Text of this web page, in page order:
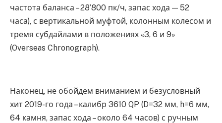
частота баланса – 28’800 пк/ч, запас хода — 52
часа), с вертикальной муфтой, колонным колесом и
тремя субдайлами в положениях «3, 6 и 9»
(Overseas Chronograph).
Наконец, не обойдем вниманием и безусловный
хит 2019-го года – калибр 3610 QP (D=32 мм, h=6 мм,
64 камня, запас хода – около 64 часов) с ручным